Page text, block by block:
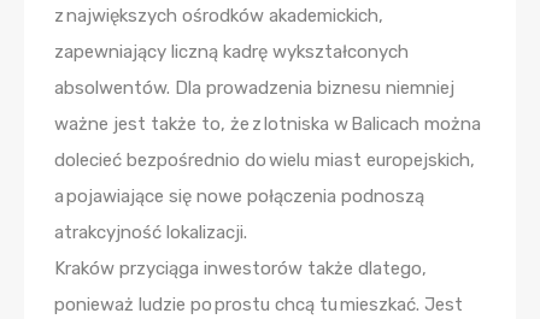
z największych ośrodków akademickich,
zapewniający liczną kadrę wykształconych
absolwentów. Dla prowadzenia biznesu niemniej
ważne jest także to, że z lotniska w Balicach można
dolecieć bezpośrednio do wielu miast europejskich,
a pojawiające się nowe połączenia podnoszą
atrakcyjność lokalizacji.
Kraków przyciąga inwestorów także dlatego,
ponieważ ludzie po prostu chcą tu mieszkać. Jest